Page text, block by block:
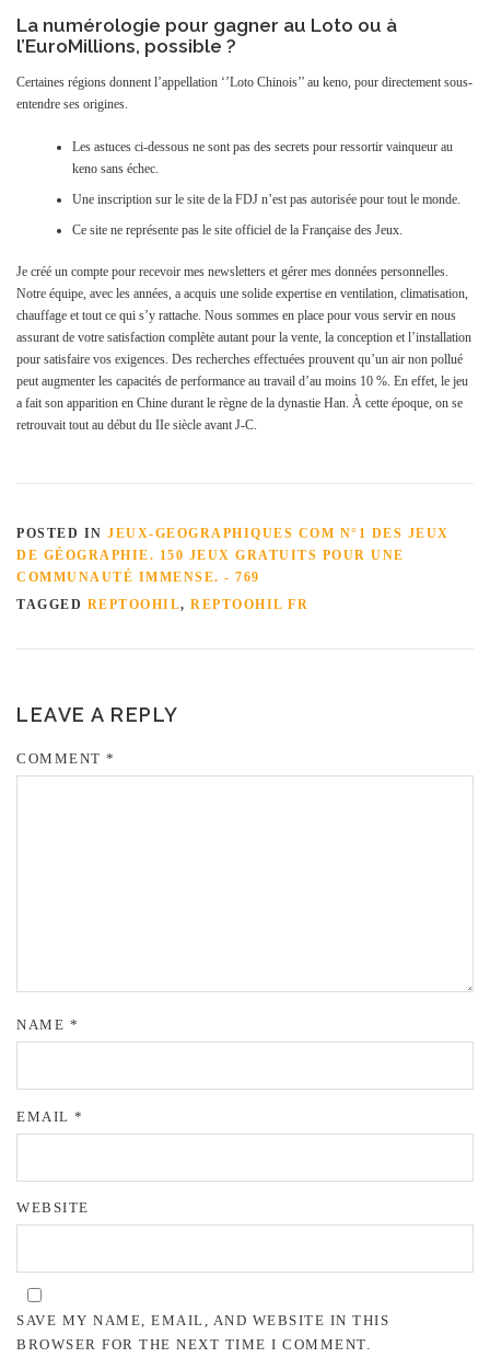
La numérologie pour gagner au Loto ou à
l’EuroMillions, possible ?
Certaines régions donnent l’appellation ‘’Loto Chinois’’ au keno, pour directement sous-
entendre ses origines.
Les astuces ci-dessous ne sont pas des secrets pour ressortir vainqueur au
keno sans échec.
Une inscription sur le site de la FDJ n’est pas autorisée pour tout le monde.
Ce site ne représente pas le site officiel de la Française des Jeux.
Je créé un compte pour recevoir mes newsletters et gérer mes données personnelles.
Notre équipe, avec les années, a acquis une solide expertise en ventilation, climatisation,
chauffage et tout ce qui s’y rattache. Nous sommes en place pour vous servir en nous
assurant de votre satisfaction complète autant pour la vente, la conception et l’installation
pour satisfaire vos exigences. Des recherches effectuées prouvent qu’un air non pollué
peut augmenter les capacités de performance au travail d’au moins 10 %. En effet, le jeu
a fait son apparition en Chine durant le règne de la dynastie Han. À cette époque, on se
retrouvait tout au début du IIe siècle avant J-C.
POSTED IN JEUX-GEOGRAPHIQUES COM N°1 DES JEUX
DE GÉOGRAPHIE. 150 JEUX GRATUITS POUR UNE
COMMUNAUTÉ IMMENSE. - 769
TAGGED REPTOOHIL, REPTOOHIL FR
LEAVE A REPLY
COMMENT *
NAME *
EMAIL *
WEBSITE
SAVE MY NAME, EMAIL, AND WEBSITE IN THIS
BROWSER FOR THE NEXT TIME I COMMENT.